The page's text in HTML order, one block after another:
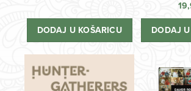
DODAJ U KOŠARICU DODAJ